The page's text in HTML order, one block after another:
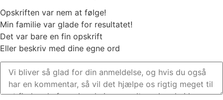
Opskriften var nem at følge!
Min familie var glade for resultatet!
Det var bare en fin opskrift
Eller beskriv med dine egne ord